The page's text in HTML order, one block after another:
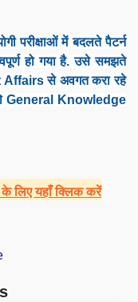
परीक्षाओं में बदलते पैटर्न
हो गया है. उसे समझते
से अवगत करा रहे
General Knowledge
लिए यहाँ क्लिक करें